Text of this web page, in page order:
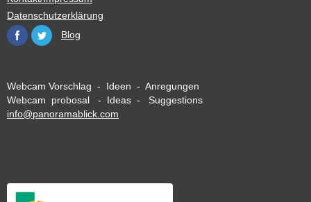
Datenschutzerklärung
Blog
Webcam Vorschlag - Ideen - Anregungen
Webcam probosal - Ideas - Suggestions
info@panoramablick.com